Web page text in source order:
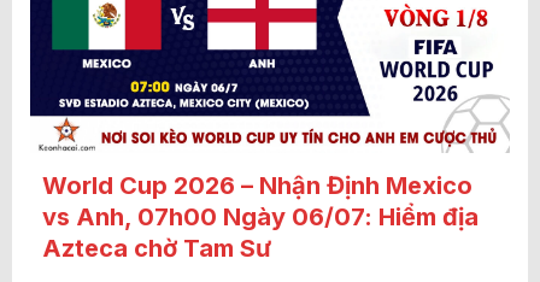
World Cup 2026 – Nhận Định Mexico
vs Anh, 07h00 Ngày 06/07: Hiểm địa
Azteca chờ Tam Sư